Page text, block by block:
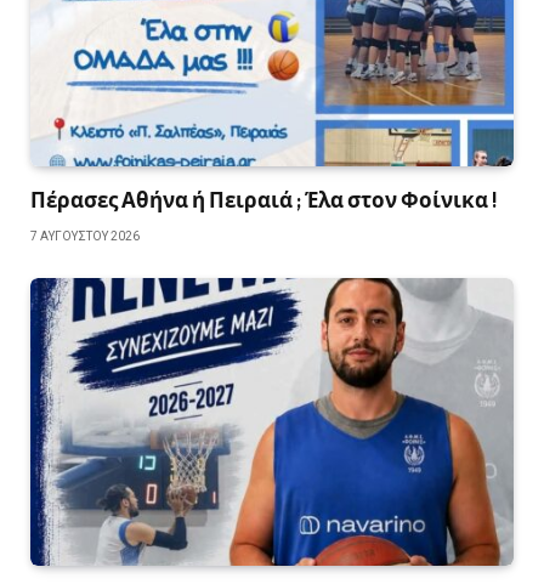
Πέρασες Αθήνα ή Πειραιά ; Έλα στον Φοίνικα !
7 ΑΥΓΟΎΣΤΟΥ 2026